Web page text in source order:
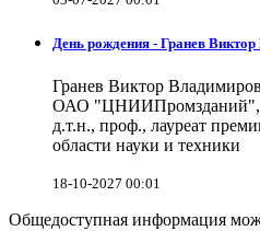
День рождения - Гранев
Гранев Виктор
ОАО "ЦНИИПромзданий",
д.т.н., проф., лауреат
области науки и техники
18-10-2027 00:01
Общедоступная информация